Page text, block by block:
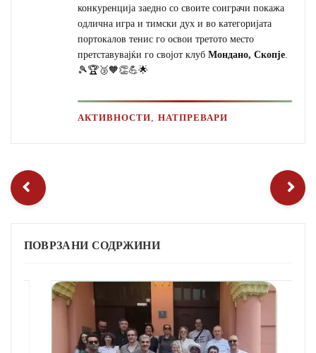
конкуренција заедно со своите соиграчи покажа
одлична игра и тимски дух и во категоријата
портокалов тенис го освои третото место
претставувајќи го својот клубМондано, Скопје.
🎾🏆🥉🧡👏💪🌟
АКТИВНОСТИ ,НАТПРЕВАРИ
ПОВРЗАНИ СОДРЖИНИ